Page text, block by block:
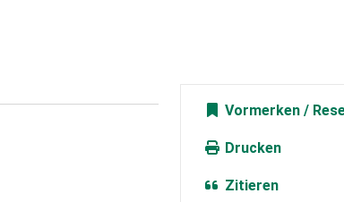
Vormerken
Drucken
Zitieren